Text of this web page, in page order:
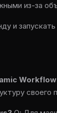
из-за
и
своего